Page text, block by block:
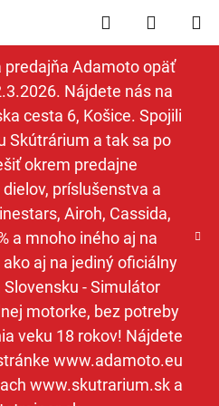
predajňa Adamoto opäť
Nájdete nás na
cesta 6, Košice. Spojili
Skútrárium a tak sa po
okrem predajne
príslušenstva a
Airoh, Cassida,
a mnoho iného aj na
aj na jediný oficiálny
Slovensku - Simulátor
motorke, bez potreby
veku 18 rokov! Nájdete
www.adamoto.eu
www.skutrarium.sk a
Hľadať
KOŠÍK